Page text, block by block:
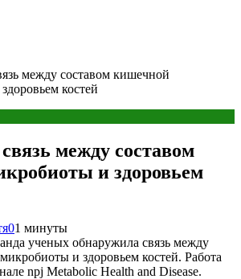
между составом кишечной
костей
между составом
и здоровьем
01 минуты
ученых обнаружила связь между
и здоровьем костей. Работа
npj Metabolic Health and Disease.